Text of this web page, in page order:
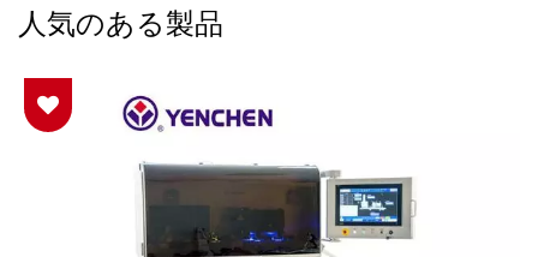
人気のある製品